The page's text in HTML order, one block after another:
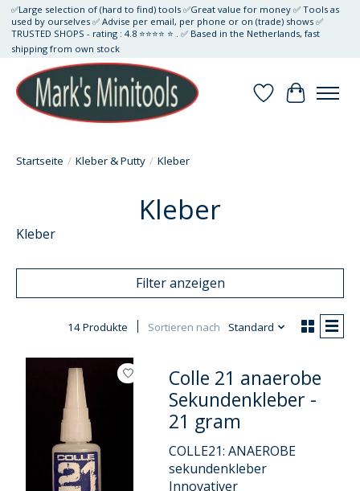
✅Large selection of (hard to find) tools ✅Great value for money ✅ Tools as
used by ourselves ✅ Advise per email, per phone or on (trade) shows ✅
TRUSTED SHOPS - rating : 4.8 ⭐⭐⭐⭐ ⭐ . ✅ Based in the Netherlands, fast
shipping from own stock
Wunschzettel
Ihr
Startseite / Kleber & Putty / Kleber
Kleber
Kleber
Filter anzeigen
14 Produkte Sortieren nach Standard
Colle 21 anaerobe
Sekundenkleber -
21 gram
COLLE21: ANAEROBE
sekundenkleber
Innovativer